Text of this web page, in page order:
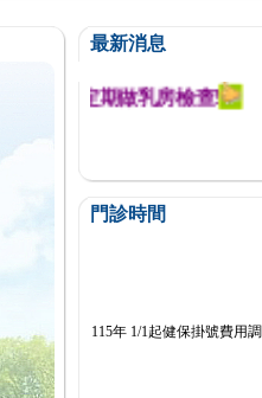
最新消息
醒您定期做乳房檢查!
門診時間
115年 1/1起健保掛號費用